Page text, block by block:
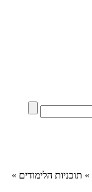
» תוכניות הלימודים »